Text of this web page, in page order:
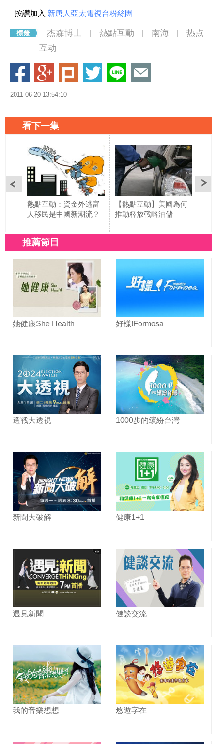
按讚加入 新唐人亞太電視台粉絲團
杰森博士 熱點互動 南海
热点
互动
2011-06-20 13:54:10
看下一集
熱點互動：資金外逃富
人移民是中國新潮流？
【熱點互動】美國為何
推動釋放戰略油儲
推薦節目
她健康She Health 好樣!Formosa
選戰大透視 1000步的繽紛台灣
新聞大破解 健康1+1
遇見新聞 健談交流
我的音樂想想 悠遊字在